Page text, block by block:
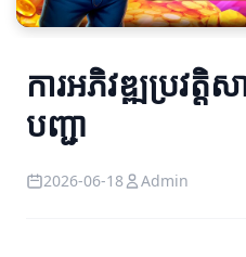
ការអភិវឌ្ឍប្រវត្តិ
បញ្ជា
2026-06-18 Admin